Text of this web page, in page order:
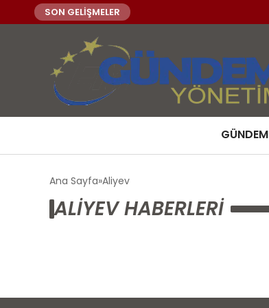
SON GELİŞMELER
GÜNDEM
Ana Sayfa Aliyev
ALIYEV HABERLERI